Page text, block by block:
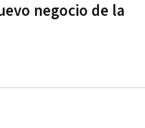
negocio de la